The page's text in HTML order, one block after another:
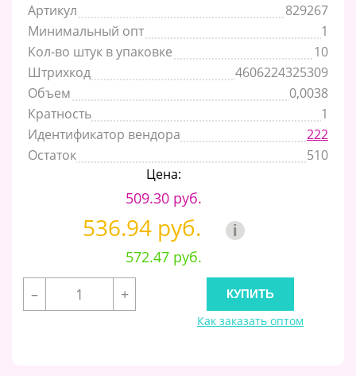
Артикул
829267
Минимальный опт
1
Кол-во штук в упаковке
10
Штрихкод
4606224325309
Объем
0,0038
Кратность
1
Идентификатор вендора
222
Остаток
510
Цена:
509.30 руб.
536.94 руб. i
572.47 руб.
–
+
Как заказать оптом